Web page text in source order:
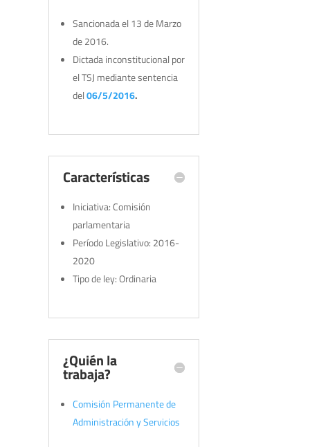
Sancionada el 13 de Marzo
de 2016.
Dictada inconstitucional por
el TSJ mediante sentencia
del06/5/2016.
Características
Iniciativa: Comisión
parlamentaria
Período Legislativo: 2016-
2020
Tipo de ley: Ordinaria
¿Quién la
trabaja?
Comisión Permanente de
Administración y Servicios